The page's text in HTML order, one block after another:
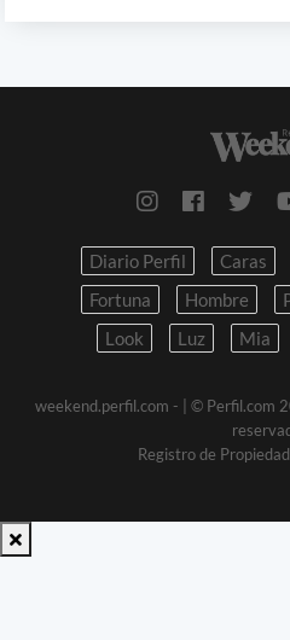
Diario Perfil Caras
Fortuna
Hombre
Look
Luz Mia
weekend.perfil.com -
| © Perfil.com
Registro de